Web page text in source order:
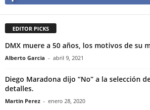
EDITOR PICKS
DMX muere a 50 años, los motivos de su
Alberto Garcia - abril 9, 2021
Diego Maradona dijo “No” a la selección
detalles.
Martin Perez - enero 28, 2020